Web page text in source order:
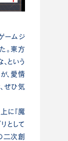
ームジ
。東方
という
、愛情
ぜひ気
に『魔
として
二次創